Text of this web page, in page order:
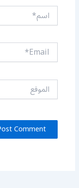
اسم*
Email*
الموقع